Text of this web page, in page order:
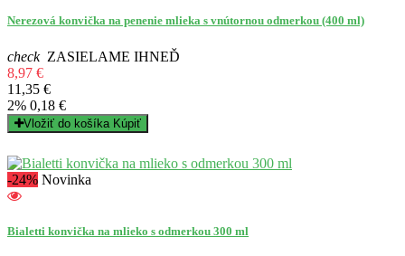
Nerezová konvička na penenie mlieka s vnútornou odmerkou (400 ml)
checkZASIELAME IHNEĎ
8,97 €
11,35 €
2% 0,18 €
Vložiť do košíka Kúpiť
-24% Novinka
Bialetti konvička na mlieko s odmerkou 300 ml